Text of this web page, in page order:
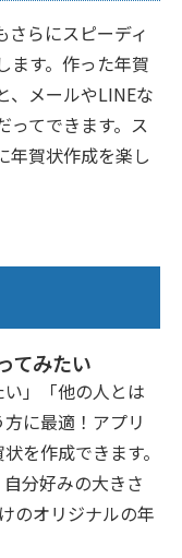
らにスピーディ
ます。作った年賀
、メールやLINEな
ってできます。ス
年賀状作成を楽し
てみたい
い」「他の人とは
に最適！アプリ
を作成できます。
分好みの大きさ
のオリジナルの年